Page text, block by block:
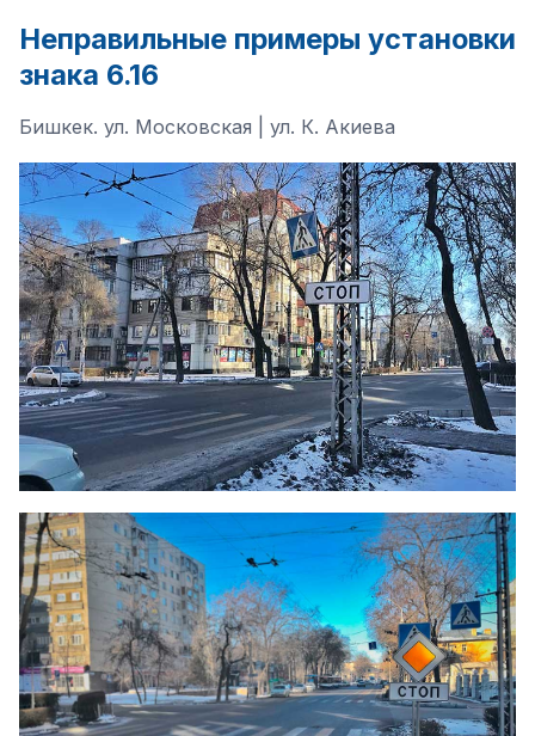
Неправильные примеры установки
знака 6.16
Бишкек. ул. Московская | ул. К. Акиева